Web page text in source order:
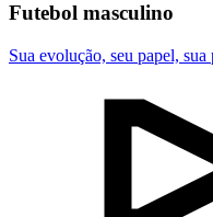
Futebol masculino
Sua evolução, seu papel,